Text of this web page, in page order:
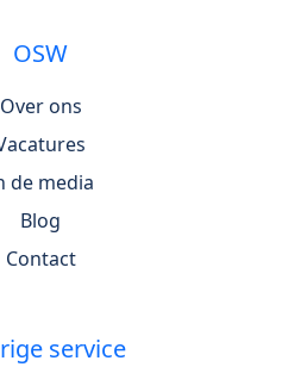
OSW
Over ons
de media
Blog
Contact
service